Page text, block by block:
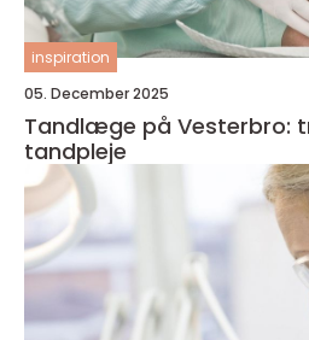
inspiration
05. December 2025
Tandlæge på Vesterbro:
tandpleje